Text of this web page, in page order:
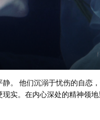
。 他们沉溺于忧伤的自恋
实。在内心深处的精神领
疑。这种怀疑总是轻易的